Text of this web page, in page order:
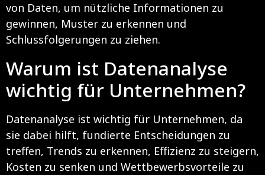
von Daten, um nützliche Informationen zu
gewinnen, Muster zu erkennen und
Schlussfolgerungen zu ziehen.
Warum ist Datenanalyse
wichtig für Unternehmen?
Datenanalyse ist wichtig für Unternehmen, da
sie dabei hilft, fundierte Entscheidungen zu
treffen, Trends zu erkennen, Effizienz zu steigern,
Kosten zu senken und Wettbewerbsvorteile zu